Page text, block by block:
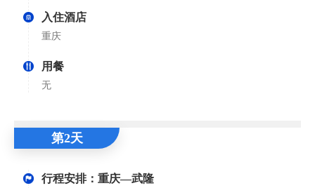
入住酒店
重庆
用餐
无
第2天
行程安排：重庆—武隆